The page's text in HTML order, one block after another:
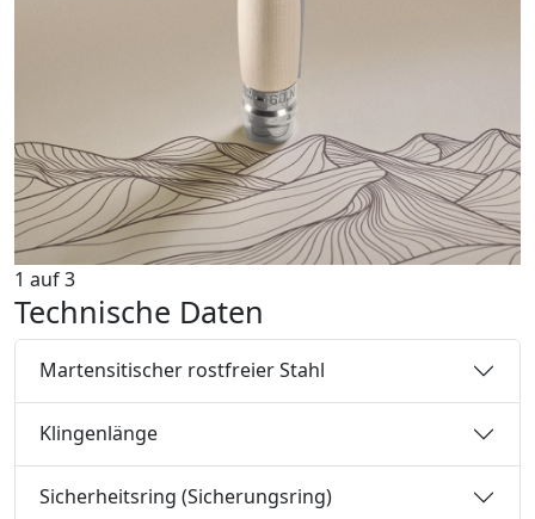
1 auf3
Technische Daten
Martensitischer rostfreier Stahl
Klingenlänge
Sicherheitsring (Sicherungsring)